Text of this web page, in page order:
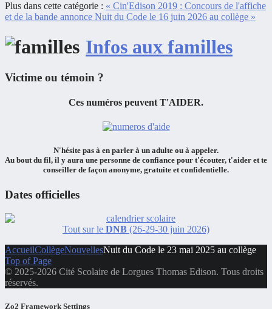
Plus dans cette catégorie : « Cin'Edison 2019 : Concours de l'affiche
et de la bande annonce Nuit du Code le 16 juin 2026 au collège »
Infos aux familles
Victime ou témoin ?
Ces numéros peuvent T'AIDER.
N'hésite pas à en parler à un adulte ou à appeler.
Au bout du fil, il y aura une personne de confiance pour t'écouter, t'aider et te
conseiller de façon anonyme, gratuite et confidentielle.
Dates officielles
Tout sur le DNB (26-29-30 juin 2026)
AccueilCollègeNouvellesNuit du Code le 23 mai 2025 au collège
Top of Page
© 2025-2026 Cité Scolaire de Lorgues Thomas Edison. Tous droits
réservés.
Zo2 Framework Settings